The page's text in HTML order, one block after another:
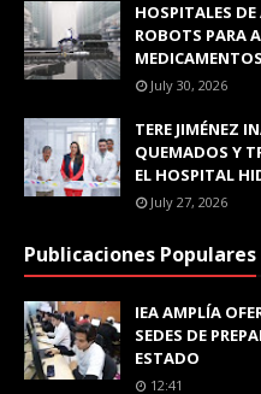
HOSPITALES
ROBOTS PARA
MEDICAMENTOS
July 30, 2026
TERE JIMÉNEZ
QUEMADOS Y
EL HOSPITAL
July 27, 2026
Publicaciones Populares
IEA AMPLÍA
SEDES DE
ESTADO
12:41